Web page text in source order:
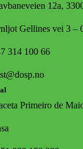
12a,
Gellines vei 3 –
314 100 66
Primeiro de